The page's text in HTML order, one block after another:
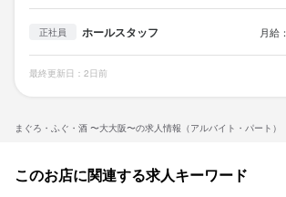
まぐろ・ふぐ・酒 〜大大阪〜の求人情報（アルバイト・パート）
正社員 ホールスタッフ 月給：
最終更新日：2日前
このお店に関連する求人キーワード